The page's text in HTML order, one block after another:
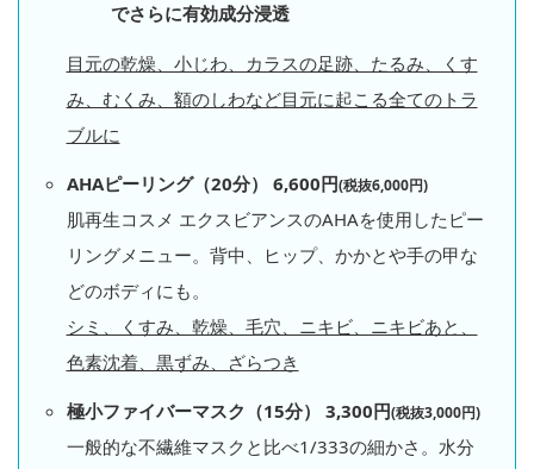
でさらに有効成分浸透
目元の乾燥、小じわ、カラスの足跡、たるみ、くす
み、むくみ、額のしわなど目元に起こる全てのトラ
ブルに
AHAピーリング（20分） 6,600円(税抜6,000円)
肌再生コスメ エクスビアンスのAHAを使用したピー
リングメニュー。背中、ヒップ、かかとや手の甲な
どのボディにも。
シミ、くすみ、乾燥、毛穴、ニキビ、ニキビあと、
色素沈着、黒ずみ、ざらつき
極小ファイバーマスク（15分） 3,300円(税抜3,000円)
一般的な不繊維マスクと比べ1/333の細かさ。水分